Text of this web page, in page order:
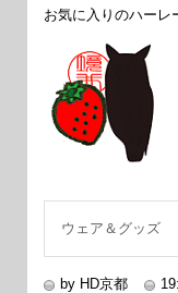
お気に入りのハー
ウェア＆グッズ
by HD京都